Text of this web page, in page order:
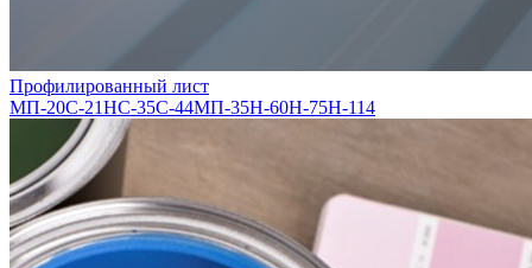
Профилированный лист
МП-20С-21НС-35С-44МП-35Н-60Н-75Н-114